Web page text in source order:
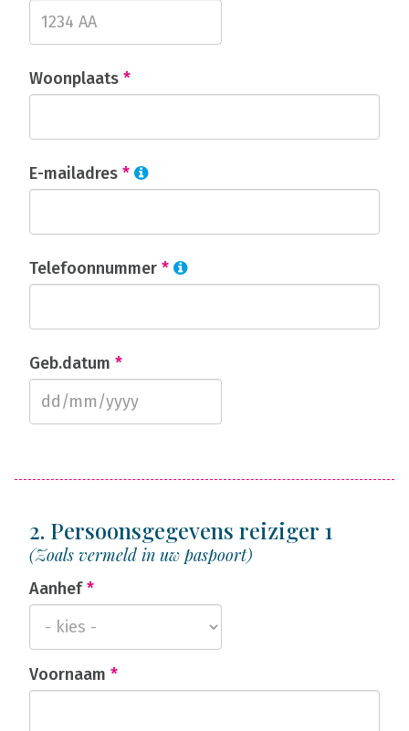
Woonplaats *
E-mailadres *
Telefoonnummer *
Geb.datum *
2. Persoonsgegevens reiziger 1
(Zoals vermeld in uw paspoort)
Aanhef*
Voornaam *